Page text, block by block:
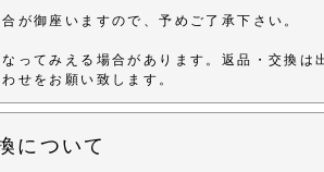
が御座いますので、予めご了承下さい。
ってみえる場合があります。返品・交換は
せをお願い致します。
について